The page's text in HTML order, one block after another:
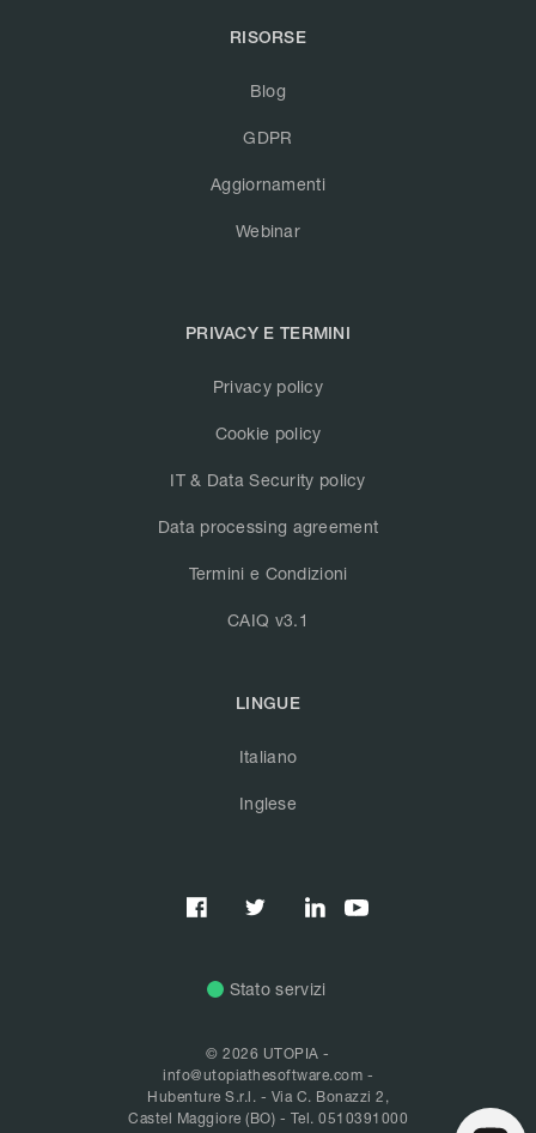
RISORSE
Blog
GDPR
Aggiornamenti
Webinar
PRIVACY E TERMINI
Privacy policy
Cookie policy
IT & Data Security policy
Data processing agreement
Termini e Condizioni
CAIQ v3.1
LINGUE
Italiano
Inglese
  
Stato servizi
© 2026 UTOPIA -
info@utopiathesoftware.com -
Hubenture S.r.l. - Via C. Bonazzi 2,
Castel Maggiore (BO) - Tel. 0510391000